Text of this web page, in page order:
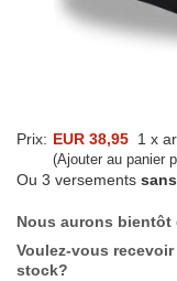
Prix: EUR 38,95 1 x
(Ajouter au panier
Ou 3 versements
Nous aurons
Voulez-vous
stock?